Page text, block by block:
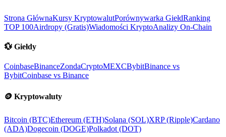
Strona GłównaKursy KryptowalutPorównywarka GiełdRanking
TOP 100Airdropy (Gratis)Wiadomości KryptoAnalizy On-Chain
💱 Giełdy
CoinbaseBinanceZondaCryptoMEXCBybitBinance vs
BybitCoinbase vs Binance
🪙 Kryptowaluty
Bitcoin (BTC)Ethereum (ETH)Solana (SOL)XRP (Ripple)Cardano
(ADA)Dogecoin (DOGE)Polkadot (DOT)